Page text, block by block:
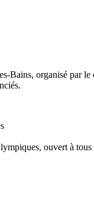
Bains, organisé
ouvert à tous